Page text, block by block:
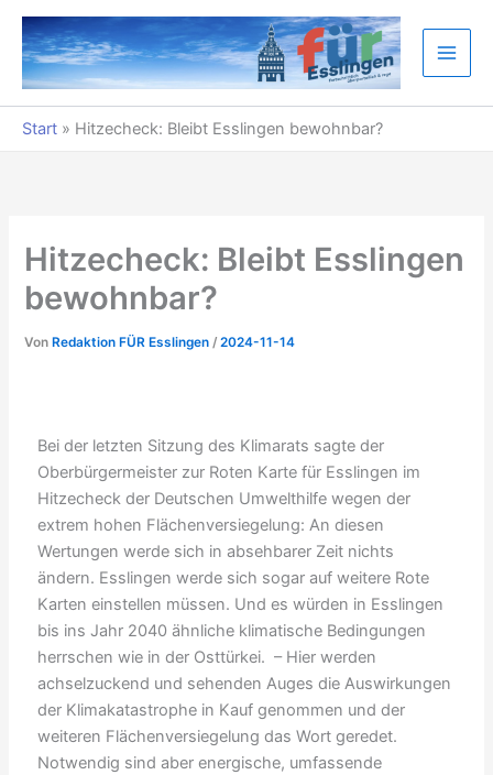
Zum
Inhalt
springen
Start » Hitzecheck: Bleibt Esslingen bewohnbar?
Hitzecheck: Bleibt Esslingen
bewohnbar?
Von Redaktion FÜR Esslingen/2024-11-14
Bei der letzten Sitzung des Klimarats sagte der
Oberbürgermeister zur Roten Karte für Esslingen im
Hitzecheck der Deutschen Umwelthilfe wegen der
extrem hohen Flächenversiegelung: An diesen
Wertungen werde sich in absehbarer Zeit nichts
ändern. Esslingen werde sich sogar auf weitere Rote
Karten einstellen müssen. Und es würden in Esslingen
bis ins Jahr 2040 ähnliche klimatische Bedingungen
herrschen wie in der Osttürkei. – Hier werden
achselzuckend und sehenden Auges die Auswirkungen
der Klimakatastrophe in Kauf genommen und der
weiteren Flächenversiegelung das Wort geredet.
Notwendig sind aber energische, umfassende